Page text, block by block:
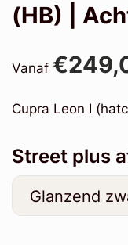
(HB) |
Vanaf
Cupra Leon I
Street plus